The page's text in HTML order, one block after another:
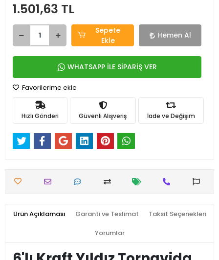
1.501,63 TL
Sepete
Ekle
Hemen Al
WHATSAPP İLE SİPARİŞ VER
Favorilerime ekle
Hızlı Gönderi Güvenli Alışveriş İade ve Değişim
Ürün Açıklaması Garanti ve Teslimat Taksit Seçenekleri
Yorumlar